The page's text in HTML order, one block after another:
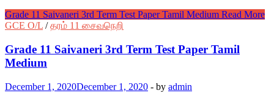
Grade 11 Saivaneri 3rd Term Test Paper Tamil Medium Read More
GCE O/L /தரம் 11 சைவநெறி
Grade 11 Saivaneri 3rd Term Test Paper Tamil
Medium
December 1, 2020December 1, 2020 - by admin